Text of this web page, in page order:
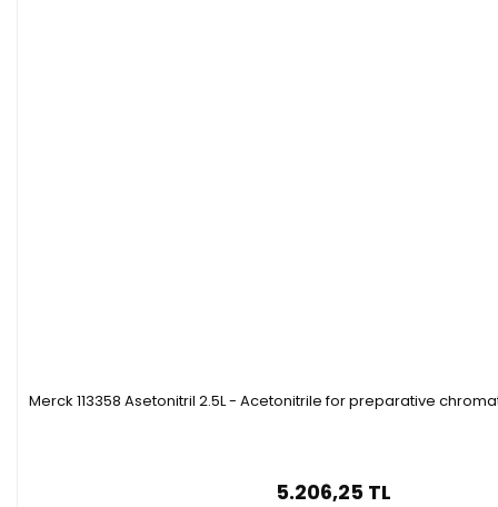
Merck 113358 Asetonitril 2.5L - Acetonitrile for preparative
5.206,25 TL